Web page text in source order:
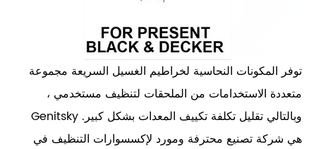
توفر المكونات النحاسية لخراطيم الغسيل السريعة مجموعة
متعددة الاستخدامات من الملحقات لتنظيف مستخدمي ،
وبالتالي تقليل تكلفة تكييف المعدات بشكل كبير. Genitsky
هي شركة تصنيع محترفة ومورد لإكسسوارات التنظيف في